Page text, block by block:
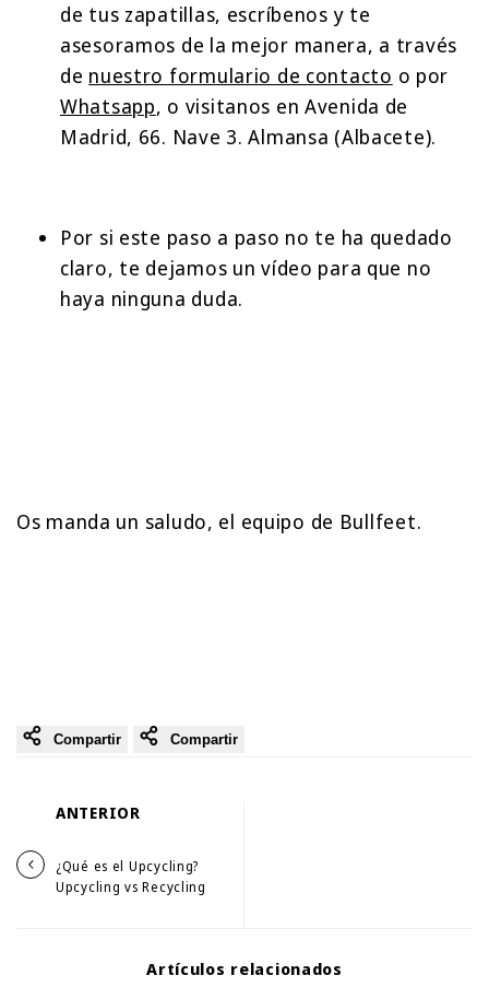
de tus zapatillas, escríbenos y te
asesoramos de la mejor manera, a través
de nuestro formulario de contacto o por
Whatsapp, o visitanos en Avenida de
Madrid, 66. Nave 3. Almansa (Albacete).
Por si este paso a paso no te ha quedado
claro, te dejamos un vídeo para que no
haya ninguna duda.
Os manda un saludo, el equipo de Bullfeet.
Compartir Compartir
ANTERIOR
¿Qué es el Upcycling?
Upcycling vs Recycling
Artículos relacionados